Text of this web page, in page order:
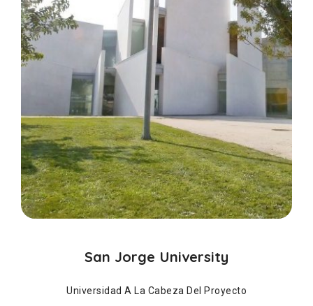
San Jorge University
Universidad A La Cabeza Del Proyecto